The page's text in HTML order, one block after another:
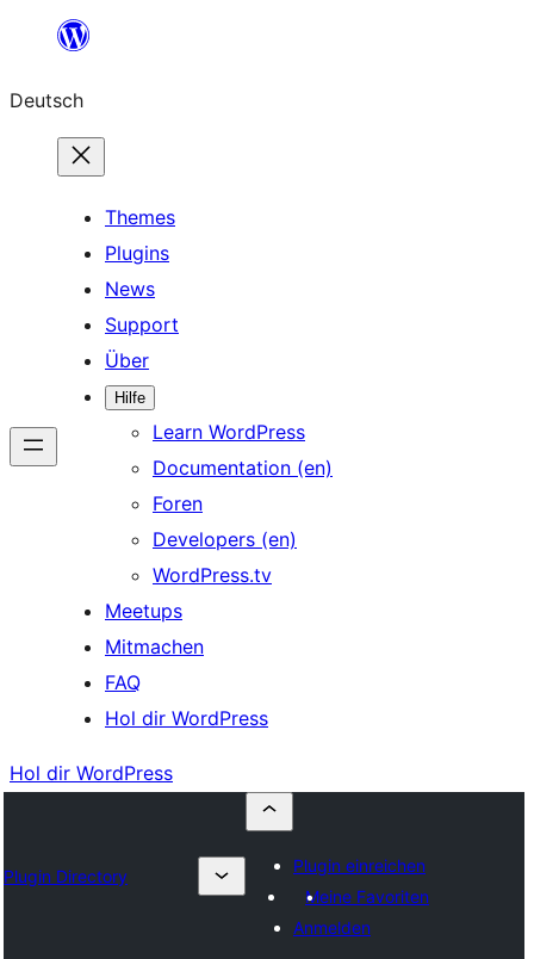
springen
Deutsch
Themes
Plugins
News
Support
Über
Hilfe
Learn WordPress
Documentation (en)
Foren
Developers (en)
WordPress.tv
Meetups
Mitmachen
FAQ
Hol dir WordPress
Hol dir WordPress
Plugin Directory
Plugin einreichen
Meine Favoriten
Anmelden